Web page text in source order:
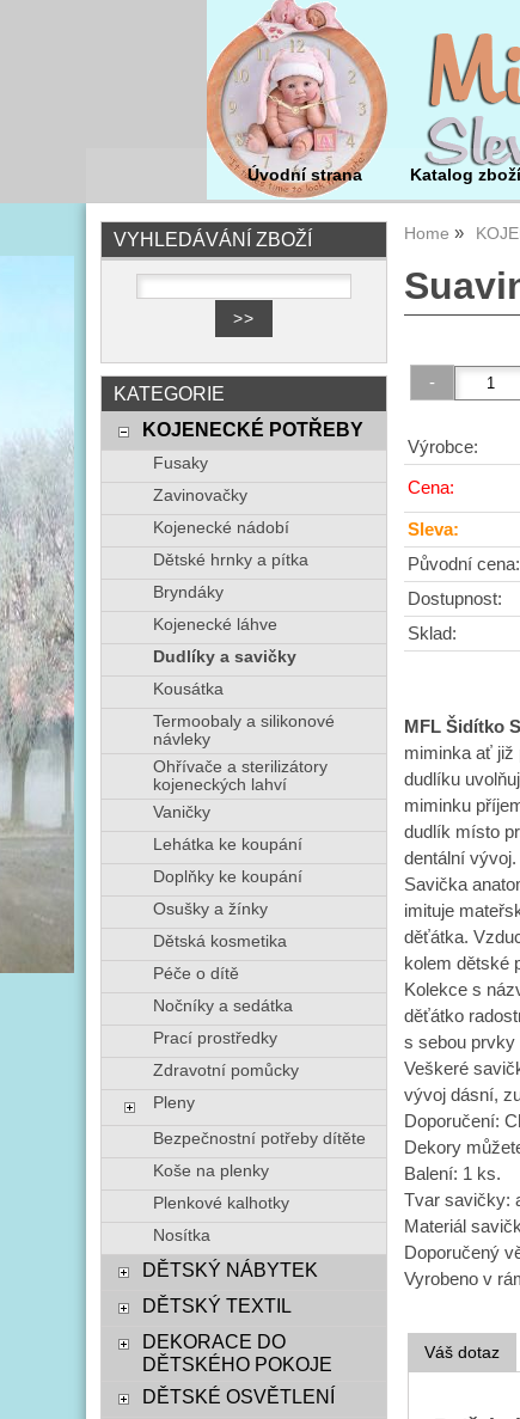
Úvodní strana Katalog zboží
Home
Výrobce:
Cena:
Sleva:
Původní cena:
Dostupnost:
Sklad:
MFL Šidítko
miminka ať již
dudlíku
miminku
dudlík místo
dentální vývoj.
Savička
imituje
děťátka.
kolem dětské
Kolekce s
děťátko
s sebou prvky
Veškeré
vývoj dásní,
Doporučení:
Dekory
Balení: 1 ks.
Tvar savičky:
Materiál
Doporučený
Vyrobeno v
Váš dotaz
VYHLEDÁVÁNÍ ZBOŽÍ
KATEGORIE
KOJENECKÉ POTŘEBY
Fusaky
Zavinovačky
Kojenecké nádobí
Dětské hrnky a pítka
Bryndáky
Kojenecké láhve
Dudlíky a savičky
Kousátka
Termoobaly a silikonové
návleky
Ohřívače a sterilizátory
kojeneckých lahví
Vaničky
Lehátka ke koupání
Doplňky ke koupání
Osušky a žínky
Dětská kosmetika
Péče o dítě
Nočníky a sedátka
Prací prostředky
Zdravotní pomůcky
Pleny
Bezpečnostní potřeby dítěte
Koše na plenky
Plenkové kalhotky
Nosítka
DĚTSKÝ NÁBYTEK
DĚTSKÝ TEXTIL
DEKORACE DO
DĚTSKÉHO POKOJE
DĚTSKÉ OSVĚTLENÍ